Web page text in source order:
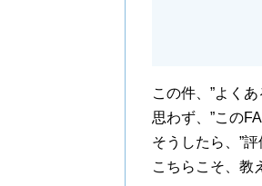
この件、”よく
思わず、”この
そうしたら、”
こちらこそ、教